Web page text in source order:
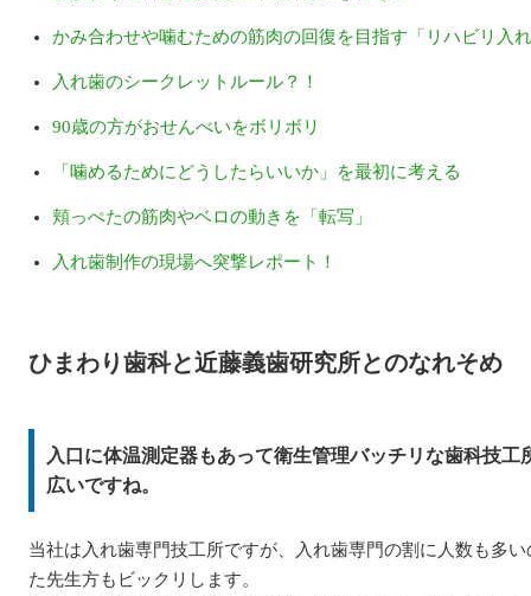
かみ合わせや噛むための筋肉の回復を目指す「リハビリ入
入れ歯のシークレットルール？！
90歳の方がおせんべいをボリボリ
「噛めるためにどうしたらいいか」を最初に考える
頬っぺたの筋肉やベロの動きを「転写」
入れ歯制作の現場へ突撃レポート！
ひまわり歯科と近藤義歯研究所とのなれそめ
入口に体温測定器もあって衛生管理バッチリな歯科技工
広いですね。
当社は入れ歯専門技工所ですが、入れ歯専門の割に人数も多
た先生方もビックリします。